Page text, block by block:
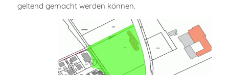
geltend gemacht werden können.